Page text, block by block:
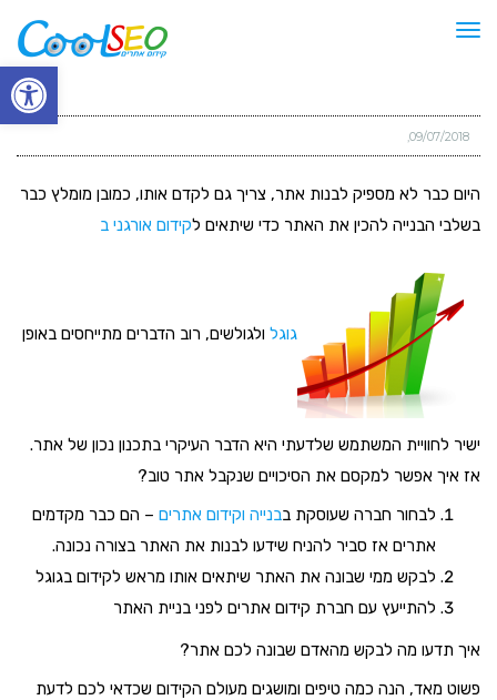
פתח
תפריט
09/07/2018
היום כבר לא מספיק לבנות אתר, צריך גם לקדם אותו, כמובן מומלץ כבר
בשלבי הבנייה להכין את האתר כדי שיתאים לקידום אורגני ב
גוגל ולגולשים, רוב הדברים מתייחסים באופן
ישיר לחוויית המשתמש שלדעתי היא הדבר העיקרי בתכנון נכון של אתר.
אז איך אפשר למקסם את הסיכויים שנקבל אתר טוב?
לבחור חברה שעוסקת בבנייה וקידום אתרים – הם כבר מקדמים
אתרים אז סביר להניח שידעו לבנות את האתר בצורה נכונה.
לבקש ממי שבונה את האתר שיתאים אותו מראש לקידום בגוגל
להתייעץ עם חברת קידום אתרים לפני בניית האתר
איך תדעו מה לבקש מהאדם שבונה לכם אתר?
פשוט מאד, הנה כמה טיפים ומושגים מעולם הקידום שכדאי לכם לדעת